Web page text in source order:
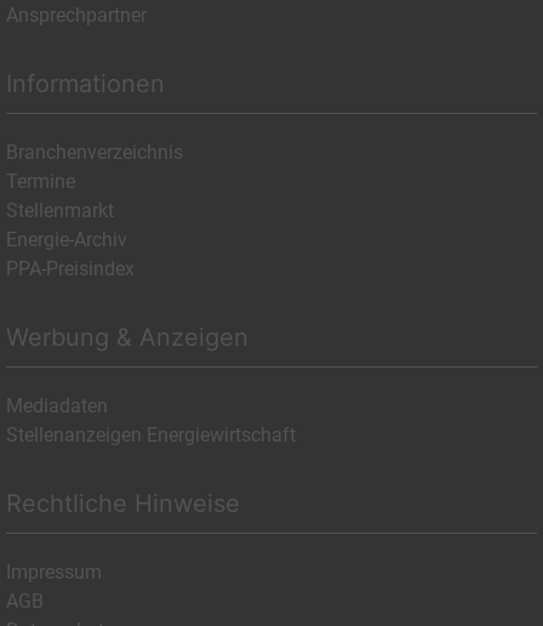
Ansprechpartner
Informationen
Branchenverzeichnis
Termine
Stellenmarkt
Energie-Archiv
PPA-Preisindex
Werbung & Anzeigen
Mediadaten
Stellenanzeigen Energiewirtschaft
Rechtliche Hinweise
Impressum
AGB